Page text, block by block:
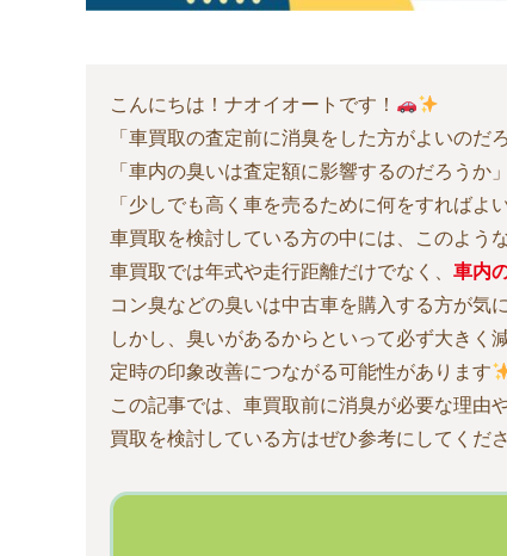
こんにちは！ナオイオートです！
「車買取の査定前に消臭をした方がよいのだ
「車内の臭いは査定額に影響するのだろうか」
「少しでも高く車を売るために何をすればよ
車買取を検討している方の中には、このよう
車買取では年式や走行距離だけでなく、 車内
コン臭などの臭いは中古車を購入する方が気
しかし、臭いがあるからといって必ず大きく
定時の印象改善につながる可能性があります
この記事では、車買取前に消臭が必要な理由
買取を検討している方はぜひ参考にしてくだ